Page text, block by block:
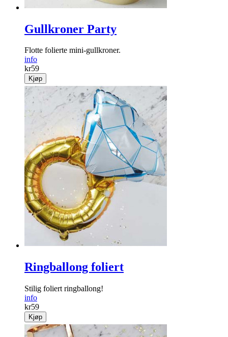
Gullkroner Party
Flotte folierte mini-gullkroner.
info
kr59
Kjøp
Ringballong foliert
Stilig foliert ringballong!
info
kr59
Kjøp